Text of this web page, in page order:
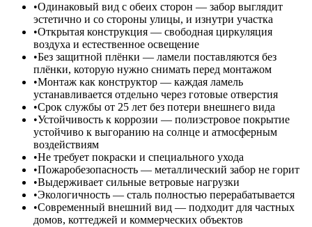
Одинаковый вид с обеих сторон — забор выглядит
эстетично и со стороны улицы, и изнутри участка
Открытая конструкция — свободная циркуляция
воздуха и естественное освещение
Без защитной плёнки — ламели поставляются без
плёнки, которую нужно снимать перед монтажом
Монтаж как конструктор — каждая ламель
устанавливается отдельно через готовые отверстия
Срок службы от 25 лет без потери внешнего вида
Устойчивость к коррозии — полиэстровое покрытие
устойчиво к выгоранию на солнце и атмосферным
воздействиям
Не требует покраски и специального ухода
Пожаробезопасность — металлический забор не горит
Выдерживает сильные ветровые нагрузки
Экологичность — сталь полностью перерабатывается
Современный внешний вид — подходит для частных
домов, коттеджей и коммерческих объектов